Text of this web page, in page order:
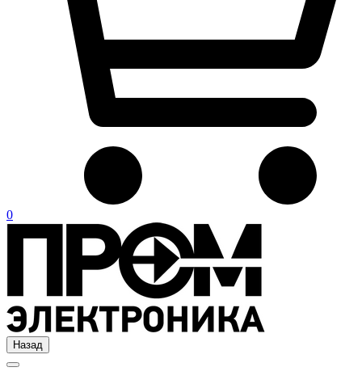
0
Назад